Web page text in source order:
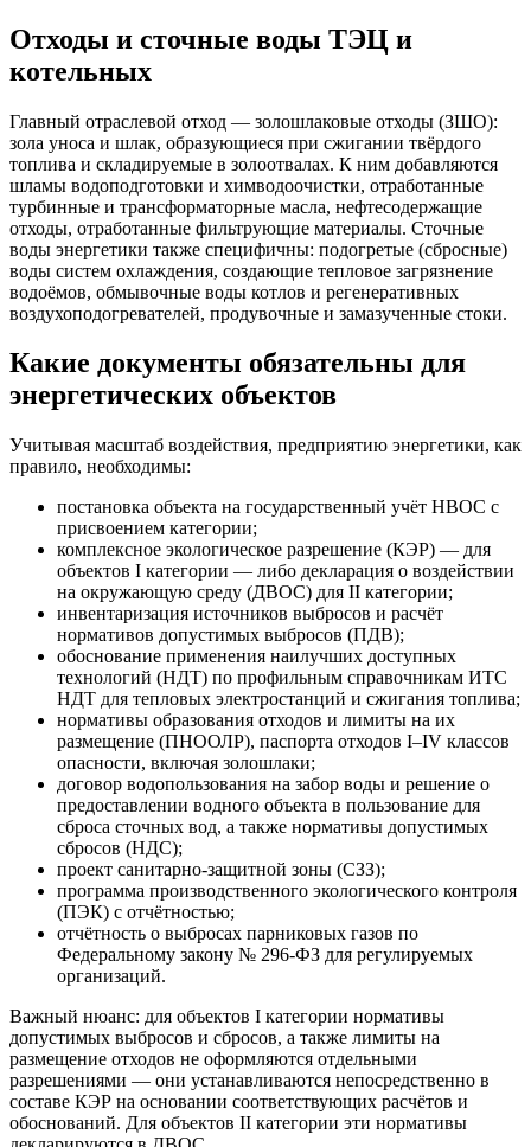
Отходы и сточные воды ТЭЦ и
котельных
Главный отраслевой отход — золошлаковые отходы (ЗШО):
зола уноса и шлак, образующиеся при сжигании твёрдого
топлива и складируемые в золоотвалах. К ним добавляются
шламы водоподготовки и химводоочистки, отработанные
турбинные и трансформаторные масла, нефтесодержащие
отходы, отработанные фильтрующие материалы. Сточные
воды энергетики также специфичны: подогретые (сбросные)
воды систем охлаждения, создающие тепловое загрязнение
водоёмов, обмывочные воды котлов и регенеративных
воздухоподогревателей, продувочные и замазученные стоки.
Какие документы обязательны для
энергетических объектов
Учитывая масштаб воздействия, предприятию энергетики, как
правило, необходимы:
постановка объекта на государственный учёт НВОС с
присвоением категории;
комплексное экологическое разрешение (КЭР) — для
объектов I категории — либо декларация о воздействии
на окружающую среду (ДВОС) для II категории;
инвентаризация источников выбросов и расчёт
нормативов допустимых выбросов (ПДВ);
обоснование применения наилучших доступных
технологий (НДТ) по профильным справочникам ИТС
НДТ для тепловых электростанций и сжигания топлива;
нормативы образования отходов и лимиты на их
размещение (ПНООЛР), паспорта отходов I–IV классов
опасности, включая золошлаки;
договор водопользования на забор воды и решение о
предоставлении водного объекта в пользование для
сброса сточных вод, а также нормативы допустимых
сбросов (НДС);
проект санитарно-защитной зоны (СЗЗ);
программа производственного экологического контроля
(ПЭК) с отчётностью;
отчётность о выбросах парниковых газов по
Федеральному закону № 296-ФЗ для регулируемых
организаций.
Важный нюанс: для объектов I категории нормативы
допустимых выбросов и сбросов, а также лимиты на
размещение отходов не оформляются отдельными
разрешениями — они устанавливаются непосредственно в
составе КЭР на основании соответствующих расчётов и
обоснований. Для объектов II категории эти нормативы